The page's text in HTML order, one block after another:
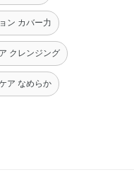
ン カバー力
クレンジング
ア なめらか